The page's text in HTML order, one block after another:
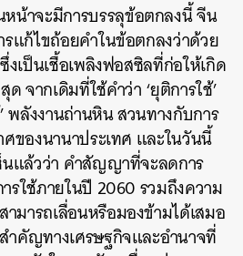
น้าจะมีการบรรลุข้อตกลงนี้ จีน
แก้ไขถ้อยคำในข้อตกลงว่าด้วย
เป็นเชื้อเพลิงฟอสซิลที่ก่อให้เกิด
จากเดิมที่ใช้คำว่า ‘ยุติการใช้’
พลังงานถ่านหิน สวนทางกับการ
ของนานาประเทศ และในวันนี้
นแล้วว่า คำสัญญาที่จะลดการ
ใช้ภายในปี 2060 รวมถึงความ
ารถเลื่อนหรือมองข้ามได้เสมอ
คัญทางเศรษฐกิจและอำนาจที่
SHARE TWEET LINE